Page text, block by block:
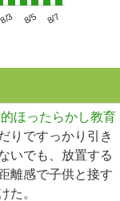
8/3 8/5 8/7
ほったらかし教育
ですっかり引き
いでも、放置する
離感で子供と接す
た。